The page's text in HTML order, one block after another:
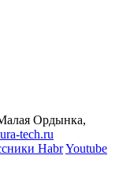
Ордынка,
tech.ru
HabrYoutube